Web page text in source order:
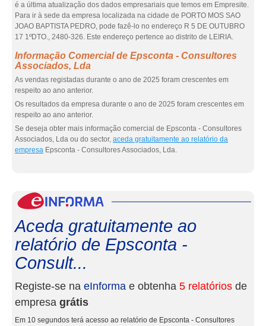
é a última atualização dos dados empresariais que temos em Empresite.
Para ir à sede da empresa localizada na cidade de PORTO MOS SAO
JOAO BAPTISTA PEDRO, pode fazê-lo no endereço R 5 DE OUTUBRO
17 1ºDTO., 2480-326. Este endereço pertence ao distrito de LEIRIA.
Informação Comercial de Epsconta - Consultores
Associados, Lda
As vendas registadas durante o ano de 2025 foram crescentes em
respeito ao ano anterior.
Os resultados da empresa durante o ano de 2025 foram crescentes em
respeito ao ano anterior.
Se deseja obter mais informação comercial de Epsconta - Consultores
Associados, Lda ou do sector, aceda gratuitamente ao relatório da
empresa Epsconta - Consultores Associados, Lda.
Aceda gratuitamente ao
relatório de Epsconta -
Consult...
Registe-se na eInforma e obtenha 5 relatórios de
empresa grátis
Em 10 segundos terá acesso ao relatório de Epsconta - Consultores